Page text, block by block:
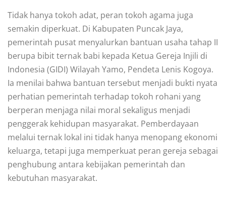
Tidak hanya tokoh adat, peran tokoh agama juga
semakin diperkuat. Di Kabupaten Puncak Jaya,
pemerintah pusat menyalurkan bantuan usaha tahap II
berupa bibit ternak babi kepada Ketua Gereja Injili di
Indonesia (GIDI) Wilayah Yamo, Pendeta Lenis Kogoya.
Ia menilai bahwa bantuan tersebut menjadi bukti nyata
perhatian pemerintah terhadap tokoh rohani yang
berperan menjaga nilai moral sekaligus menjadi
penggerak kehidupan masyarakat. Pemberdayaan
melalui ternak lokal ini tidak hanya menopang ekonomi
keluarga, tetapi juga memperkuat peran gereja sebagai
penghubung antara kebijakan pemerintah dan
kebutuhan masyarakat.